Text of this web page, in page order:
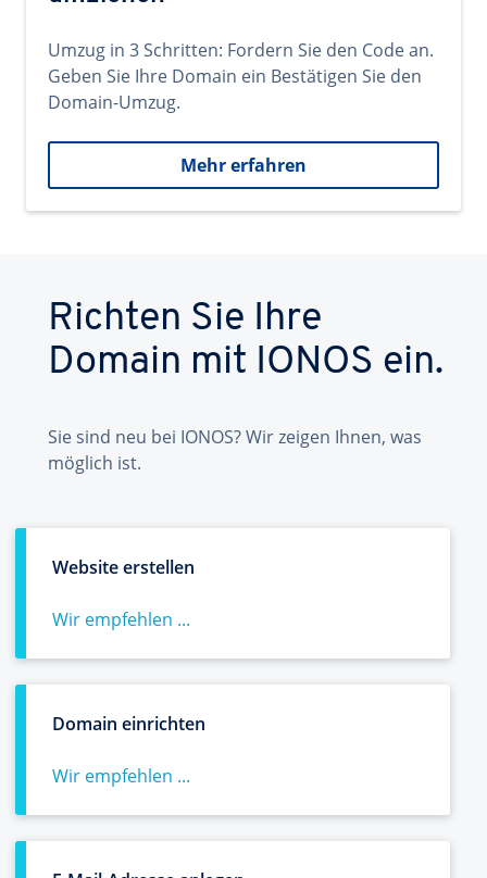
Umzug in 3 Schritten: Fordern Sie den Code an.
Geben Sie Ihre Domain ein Bestätigen Sie den
Domain-Umzug.
Mehr erfahren
Richten Sie Ihre
Domain mit IONOS ein.
Sie sind neu bei IONOS? Wir zeigen Ihnen, was
möglich ist.
Website erstellen
Wir empfehlen ...
Domain einrichten
Wir empfehlen ...